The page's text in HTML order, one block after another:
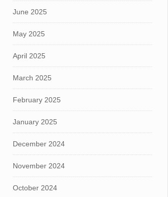
June 2025
May 2025
April 2025
March 2025
February 2025
January 2025
December 2024
November 2024
October 2024